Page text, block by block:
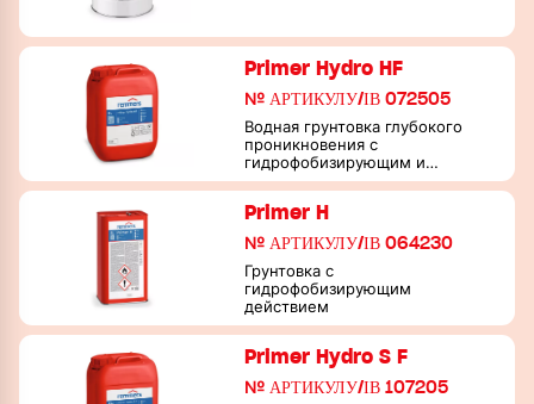
Primer Hydro HF
№ АРТИКУЛУ/ІВ 072505
Водная грунтовка глубокого
проникновения с
гидрофобизирующим и
укрепляющим действием
Primer H
№ АРТИКУЛУ/ІВ 064230
Грунтовка с
гидрофобизирующим
действием
Primer Hydro S F
№ АРТИКУЛУ/ІВ 107205